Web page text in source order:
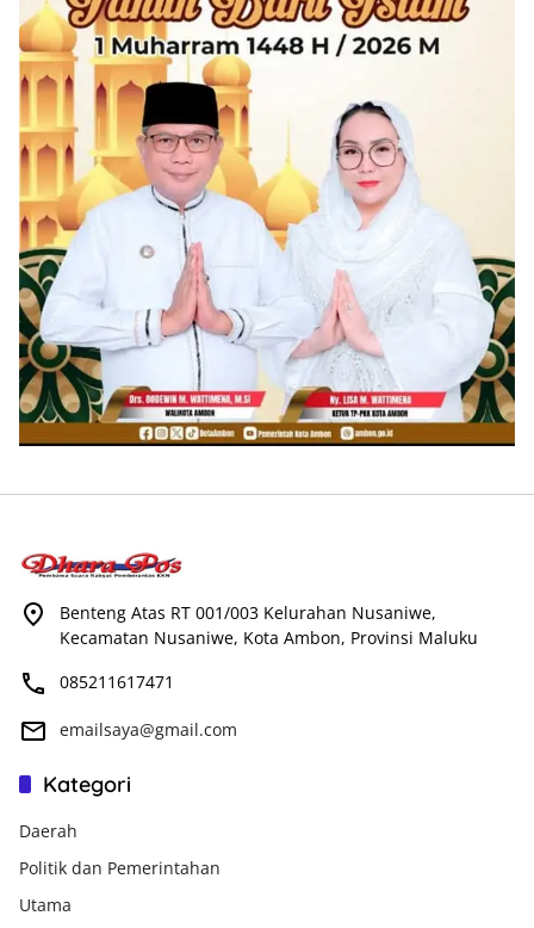
Benteng Atas RT 001/003 Kelurahan Nusaniwe,
Kecamatan Nusaniwe, Kota Ambon, Provinsi Maluku
085211617471
emailsaya@gmail.com
Kategori
Daerah
Politik dan Pemerintahan
Utama